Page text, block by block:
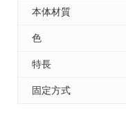
本体材質
色
特長
固定方式